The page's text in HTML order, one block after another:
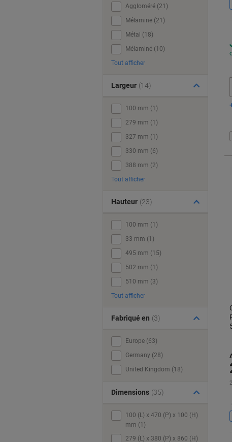
Aggloméré (21)
Mélamine (21)
Métal (18)
Mélaminé (10)
Tout afficher
Largeur (14)
100 mm (1)
279 mm (1)
327 mm (1)
330 mm (6)
388 mm (2)
Tout afficher
Hauteur (23)
100 mm (1)
33 mm (1)
495 mm (15)
502 mm (1)
510 mm (3)
Tout afficher
Fabriqué en (3)
Europe (63)
Germany (28)
United Kingdom (18)
Dimensions (35)
100 (L) x 470 (P) x 100 (H)
mm (1)
279 (L) x 380 (P) x 860 (H)